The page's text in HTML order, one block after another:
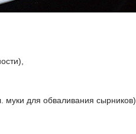
муки для обваливания сырников),